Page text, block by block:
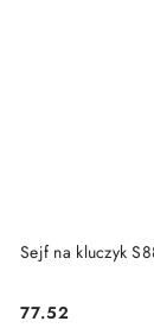
Sejf na kluczyk
Cena:
77.52